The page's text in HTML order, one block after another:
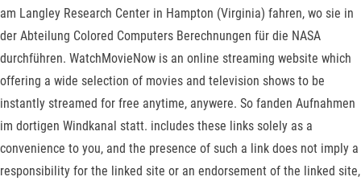
am Langley Research Center in Hampton (Virginia) fahren, wo sie in
der Abteilung Colored Computers Berechnungen für die NASA
durchführen. WatchMovieNow is an online streaming website which
offering a wide selection of movies and television shows to be
instantly streamed for free anytime, anywere. So fanden Aufnahmen
im dortigen Windkanal statt. includes these links solely as a
convenience to you, and the presence of such a link does not imply a
responsibility for the linked site or an endorsement of the linked site,